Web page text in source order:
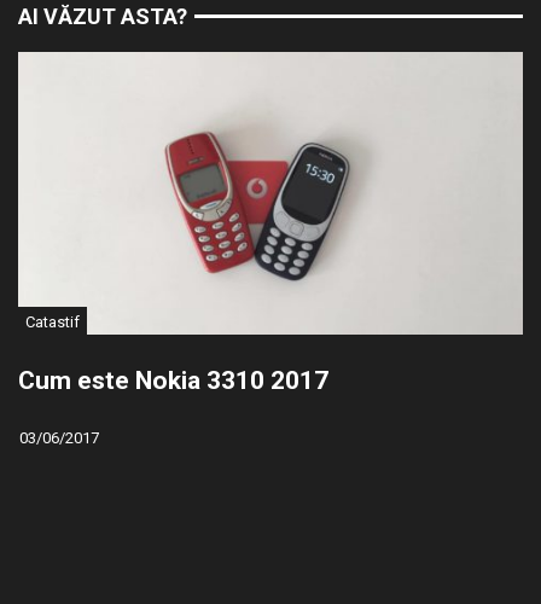
AI VĂZUT ASTA?
Catastif
Cum este Nokia 3310 2017
03/06/2017